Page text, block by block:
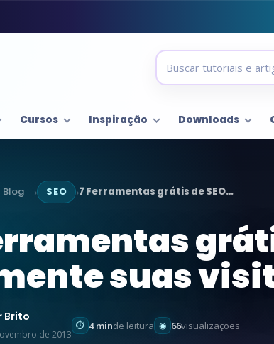
Cursos Inspiração Downloads
Blog › SEO ›7 Ferramentas grátis de SEO…
suas
Brito
de 2013
4 minde leitura 66visualizações